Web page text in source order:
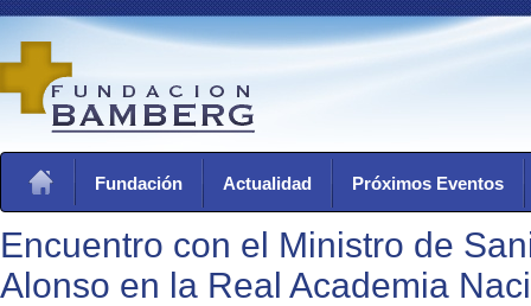
Fundación Actualidad Próximos Eventos
Encuentro con el Ministro de
Alonso en la Real Academia